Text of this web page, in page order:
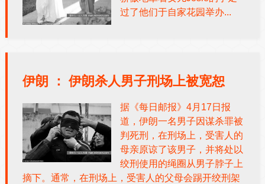
过了他们于自家花园举办...
伊朗 ： 伊朗杀人男子刑场上被宽恕
据《每日邮报》4月17日报
道，伊朗一名男子因谋杀罪被
判死刑，在刑场上，受害人的
母亲原谅了该男子，并将处以
绞刑使用的绳圈从男子脖子上
摘下。通常，在刑场上，受害人的父母会踢开绞刑架